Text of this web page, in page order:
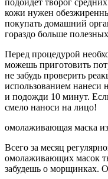
кожи нужен
покупать домашний
гораздо больше
Перед процедурой
можешь приготовить
не забудь проверить
использованием нанеси
и подожди 10 минут.
смело наноси на лицо!
омолаживающая маска из
Всего за месяц
омолаживающих масок
забудешь о морщинках.